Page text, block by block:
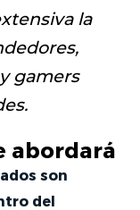
la
gamers
abordará
son
del